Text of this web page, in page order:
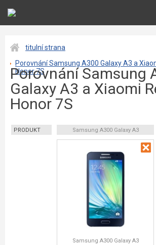
titulní strana
Porovnání Samsung A300 Galaxy A3 a
Honor 7S
Porovnání Samsung
Galaxy A3 a Xiaomi
Honor 7S
PRODUKT Samsung A300 Galaxy A3
Samsung A300 Galaxy A3